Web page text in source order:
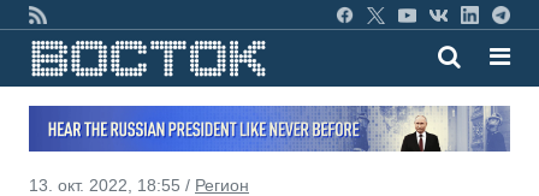
13. окт. 2022, 18:55 / Регион